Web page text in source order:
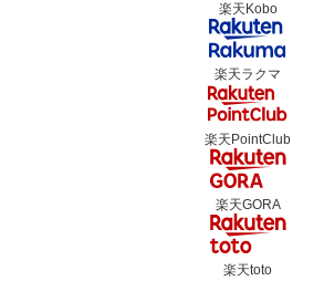
楽天Kobo
楽天ラクマ
楽天PointClub
楽天GORA
楽天toto